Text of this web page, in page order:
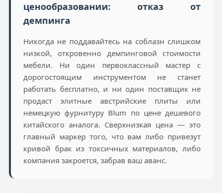
ценообразовании: отказ от
демпинга
Никогда не поддавайтесь на соблазн слишком
низкой, откровенно демпинговой стоимости
мебели. Ни один первоклассный мастер с
дорогостоящим инструментом не станет
работать бесплатно, и ни один поставщик не
продаст элитные австрийские плиты или
немецкую фурнитуру Blum по цене дешевого
китайского аналога. Сверхнизкая цена — это
главный маркер того, что вам либо привезут
кривой брак из токсичных материалов, либо
компания закроется, забрав ваш аванс.